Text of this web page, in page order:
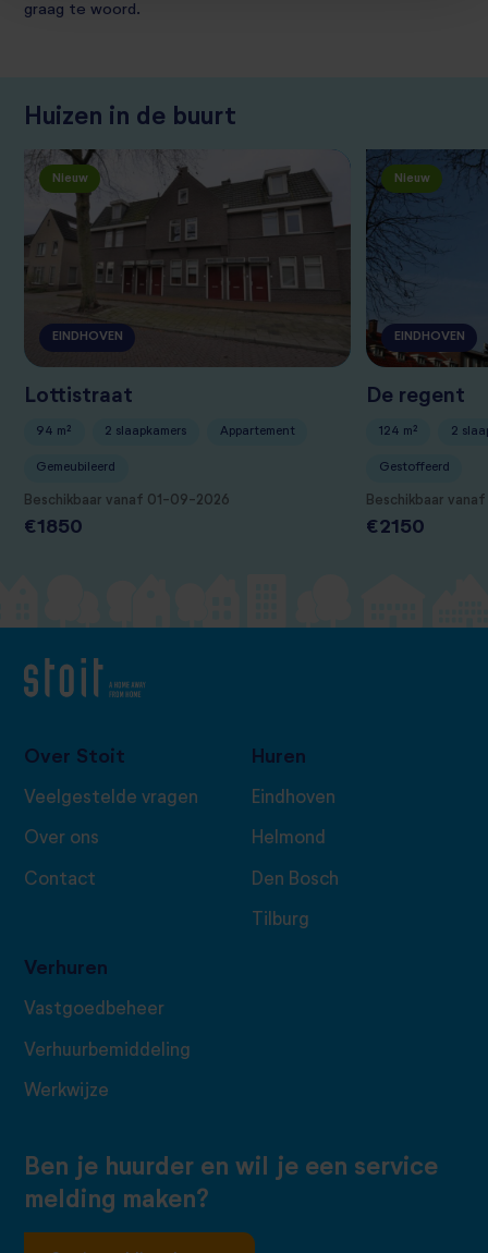
graag te woord.
Huizen in de buurt
Nieuw
EINDHOVEN
Lottistraat
94 m² 2 slaapkamers Appartement
Gemeubileerd
Beschikbaar vanaf 01-09-2026
€1850
Nieuw
EINDHOVEN
De regent
124 m² 2
Gestoffeerd
Beschikbaar
€2150
Over Stoit
Veelgestelde vragen
Over ons
Contact
Huren
Eindhoven
Helmond
Den Bosch
Tilburg
Verhuren
Vastgoedbeheer
Verhuurbemiddeling
Werkwijze
Ben je huurder en wil je een service
melding maken?